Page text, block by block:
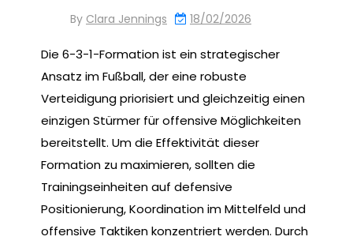
By Clara Jennings 18/02/2026
Die 6-3-1-Formation ist ein strategischer
Ansatz im Fußball, der eine robuste
Verteidigung priorisiert und gleichzeitig einen
einzigen Stürmer für offensive Möglichkeiten
bereitstellt. Um die Effektivität dieser
Formation zu maximieren, sollten die
Trainingseinheiten auf defensive
Positionierung, Koordination im Mittelfeld und
offensive Taktiken konzentriert werden. Durch